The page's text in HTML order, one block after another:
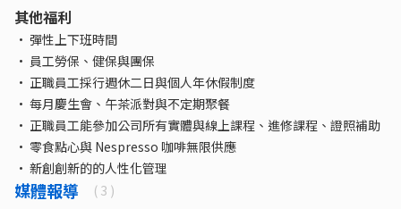
其他福利
• 彈性上下班時間
• 員工勞保、健保與團保
• 正職員工採行週休二日與個人年休假制度
• 每月慶生會、午茶派對與不定期聚餐
• 正職員工能參加公司所有實體與線上課程、進修課程、證照補助
• 零食點心與 Nespresso 咖啡無限供應
• 新創創新的的人性化管理
媒體報導 ( 3 )